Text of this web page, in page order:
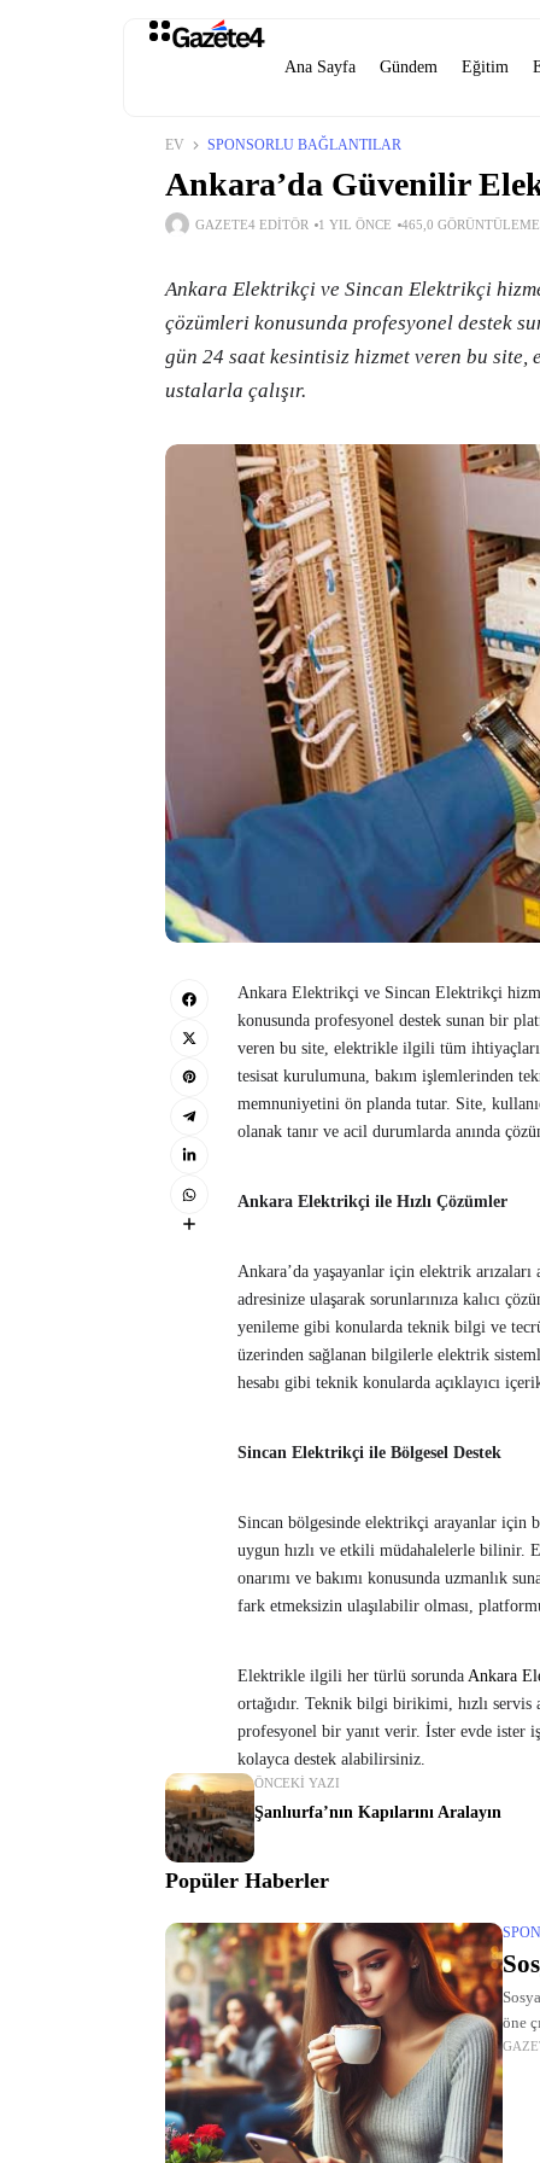
Ana Sayfa Gündem Eğitim
EV SPONSORLU BAĞLANTILAR
Ankara’da Güvenilir
GAZETE4 EDITÖR 1 YIL ÖNCE 465,0 GÖRÜNTÜLEME
Ankara Elektrikçi ve Sincan Elektrikçi
çözümleri konusunda profesyonel destek
gün 24 saat kesintisiz hizmet veren bu
ustalarla çalışır.
Ankara Elektrikçi ve Sincan Elektrikçi
konusunda profesyonel destek sunan bir
veren bu site, elektrikle ilgili tüm
tesisat kurulumuna, bakım işlemlerinden
memnuniyetini ön planda tutar. Site,
olanak tanır ve acil durumlarda anında
Ankara Elektrikçi ile Hızlı Çözümler
Ankara’da yaşayanlar için elektrik
adresinize ulaşarak sorunlarınıza kalıcı
yenileme gibi konularda teknik bilgi ve
üzerinden sağlanan bilgilerle elektrik
hesabı gibi teknik konularda açıklayıcı
Sincan Elektrikçi ile Bölgesel Destek
Sincan bölgesinde elektrikçi arayanlar için
uygun hızlı ve etkili müdahalelerle bilinir.
onarımı ve bakımı konusunda uzmanlık
fark etmeksizin ulaşılabilir olması,
Elektrikle ilgili her türlü sorunda Ankara
ortağıdır. Teknik bilgi birikimi, hızlı servis
profesyonel bir yanıt verir. İster evde ister
kolayca destek alabilirsiniz.
ÖNCEKI YAZI
Şanlıurfa’nın Kapılarını Aralayın
Popüler Haberler
öne